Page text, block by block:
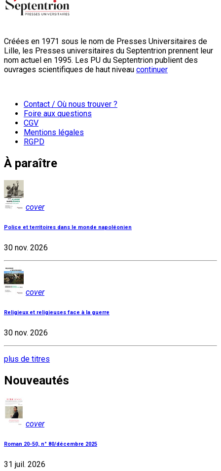
Créées en 1971 sous le nom de Presses Universitaires de
Lille, les Presses universitaires du Septentrion prennent leur
nom actuel en 1995. Les PU du Septentrion publient des
ouvrages scientifiques de haut niveau continuer
Contact / Où nous trouver ?
Foire aux questions
CGV
Mentions légales
RGPD
À paraître
cover
Police et territoires dans le monde napoléonien
30 nov. 2026
cover
Religieux et religieuses face à la guerre
30 nov. 2026
plus de titres
Nouveautés
cover
Roman 20-50, n° 80/décembre 2025
31 juil. 2026